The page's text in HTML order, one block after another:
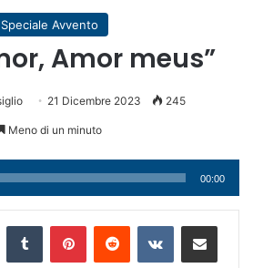
Speciale Avvento
Amor meus”
21 Dicembre 2023 245
Meno di un minuto
00:00